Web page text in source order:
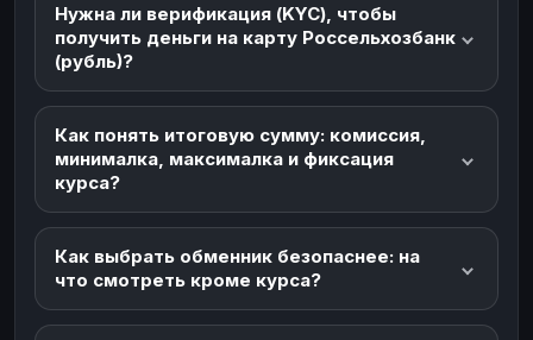
Нужна ли верификация (KYC), чтобы
получить деньги на карту Россельхозбанк
(рубль)?
Как понять итоговую сумму: комиссия,
минималка, максималка и фиксация
курса?
Как выбрать обменник безопаснее: на
что смотреть кроме курса?